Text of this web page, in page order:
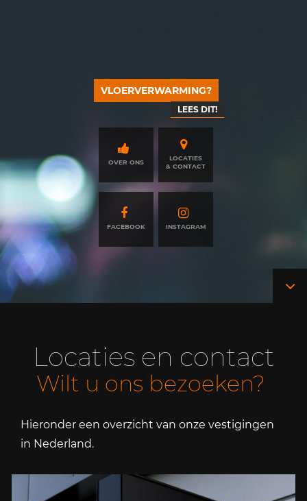
VLOERVERWARMING?
LEES DIT!
OVER ONS
LOCATIES
& CONTACT
FACEBOOK INSTAGRAM
Locaties en contact
Wilt u ons bezoeken?
Hieronder een overzicht van onze vestigingen
in Nederland.